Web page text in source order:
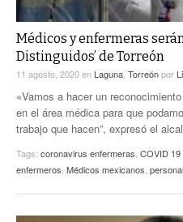
Médicos y enfermeras
Distinguidos’ de Torreón
11 agosto, 2020en Laguna Torreónpor
«Vamos a hacer un
en el área médica para que
trabajo que hacen”, expresó el
Tags: coronavirus enfermeras COVID 19
enfermeros Médicos mexicanos